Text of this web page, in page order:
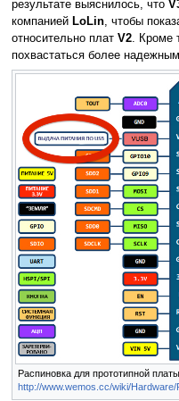
результате выяснилось, что
компанией LoLin, чтобы
относительно плат V2. Кроме
похвастаться более надежным
Распиновка для прототипной
http://www.wemos.cc/wiki/Hardware/